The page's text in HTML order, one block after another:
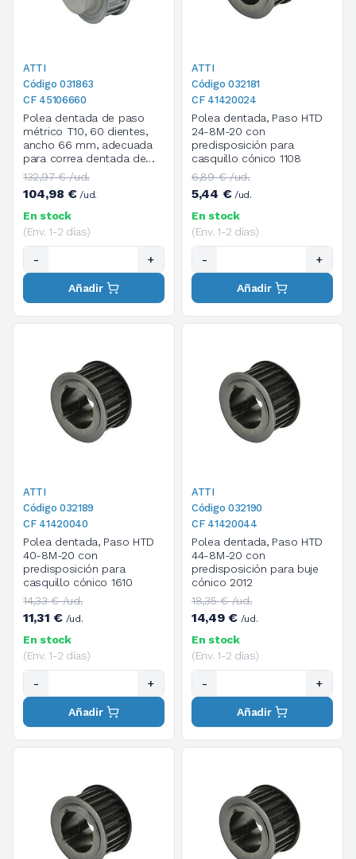
ATTI
Código 031863
CF 45106660
Polea dentada de paso
métrico T10, 60 dientes,
ancho 66 mm, adecuada
para correa dentada de
paso métrico T de ancho
50 mm
132,97 € /ud.
104,98 €/ud.
En stock
(Env. 1-2 días)
- +
Añadir
ATTI
Código 032181
CF 41420024
Polea dentada, Paso HTD
24-8M-20 con
predisposición para
casquillo cónico 1108
6,89 € /ud.
5,44 €/ud.
En stock
(Env. 1-2 días)
- +
Añadir
ATTI
Código 032189
CF 41420040
Polea dentada, Paso HTD
40-8M-20 con
predisposición para
casquillo cónico 1610
14,33 € /ud.
11,31 €/ud.
En stock
(Env. 1-2 días)
- +
Añadir
ATTI
Código 032190
CF 41420044
Polea dentada, Paso HTD
44-8M-20 con
predisposición para buje
cónico 2012
18,35 € /ud.
14,49 €/ud.
En stock
(Env. 1-2 días)
- +
Añadir